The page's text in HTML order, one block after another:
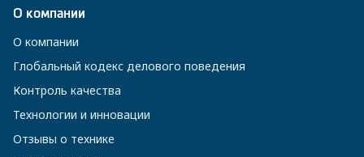
О компании
О компании
Глобальный кодекс делового поведения
Контроль качества
Технологии и инновации
Отзывы о технике